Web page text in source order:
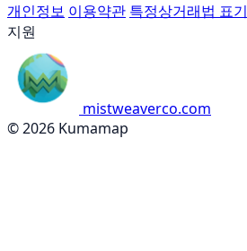
개인정보 이용약관 특정상거래법 표기
지원
mistweaverco.com
© 2026 Kumamap